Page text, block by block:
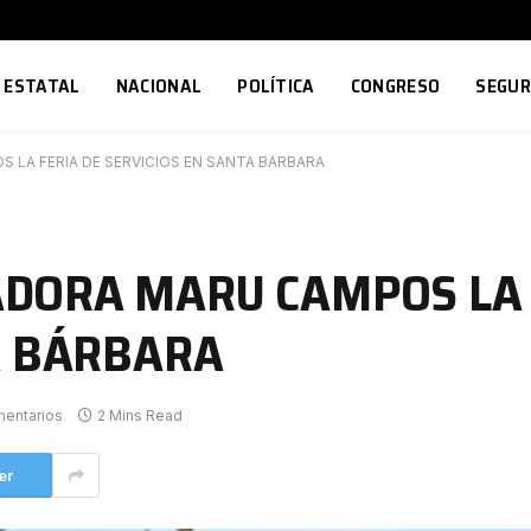
ESTATAL NACIONAL POLÍTICA CONGRESO
LA FERIA DE SERVICIOS EN SANTA BÁRBARA
MARU CAMPOS
BÁRBARA
2 Mins Read